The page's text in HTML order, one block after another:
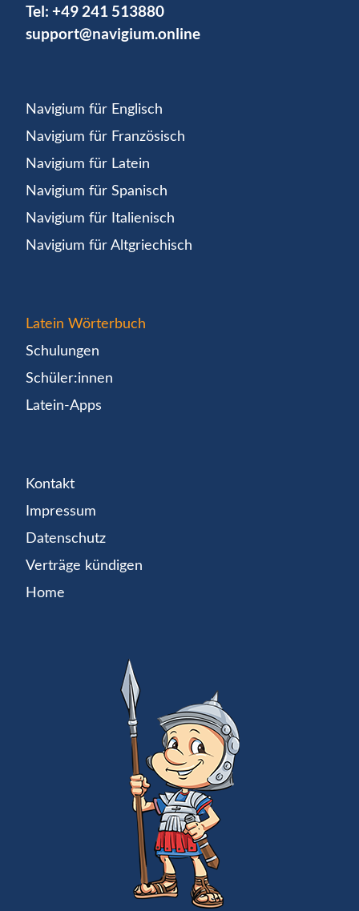
Tel: +49 241 513880
support@navigium.online
Navigium für Englisch
Navigium für Französisch
Navigium für Latein
Navigium für Spanisch
Navigium für Italienisch
Navigium für Altgriechisch
Latein Wörterbuch
Schulungen
Schüler:innen
Latein-Apps
Kontakt
Impressum
Datenschutz
Verträge kündigen
Home